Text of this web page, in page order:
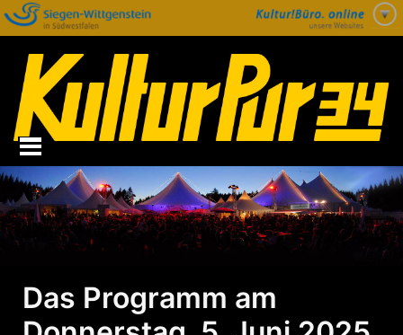
Inhalt
springen
Das Programm am